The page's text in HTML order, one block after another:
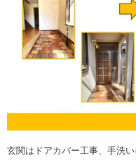
玄関はドアカバー工事、手洗い